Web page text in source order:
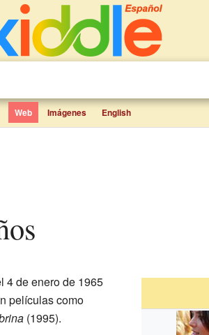
Web Imágenes English
4 de enero de 1965
películas como
(1995).